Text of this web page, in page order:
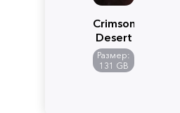
Crimson
Desert
Размер:
131 GB